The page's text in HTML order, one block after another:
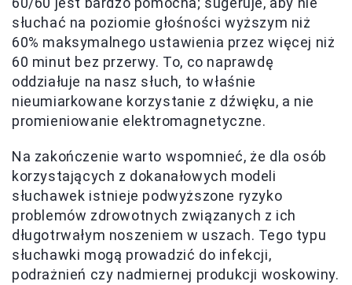
słuchać na poziomie głośności wyższym niż
60% maksymalnego ustawienia przez więcej niż
60 minut bez przerwy. To, co naprawdę
oddziałuje na nasz słuch, to właśnie
nieumiarkowane korzystanie z dźwięku, a nie
promieniowanie elektromagnetyczne.
Na zakończenie warto wspomnieć, że dla osób
korzystających z dokanałowych modeli
słuchawek istnieje podwyższone ryzyko
problemów zdrowotnych związanych z ich
długotrwałym noszeniem w uszach. Tego typu
słuchawki mogą prowadzić do infekcji,
podrażnień czy nadmiernej produkcji woskowiny.